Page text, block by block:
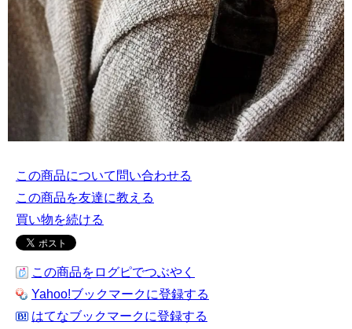
この商品について問い合わせる
この商品を友達に教える
買い物を続ける
この商品をログピでつぶやく
Yahoo!ブックマークに登録する
はてなブックマークに登録する